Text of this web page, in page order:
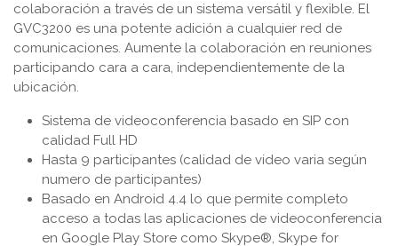
colaboración a través de un sistema versátil y flexible. El
GVC3200 es una potente adición a cualquier red de
comunicaciones. Aumente la colaboración en reuniones
participando cara a cara, independientemente de la
ubicación.
Sistema de videoconferencia basado en SIP con
calidad Full HD
Hasta 9 participantes (calidad de video varia según
numero de participantes)
Basado en Android 4.4 lo que permite completo
acceso a todas las aplicaciones de videoconferencia
en Google Play Store como Skype®, Skype for